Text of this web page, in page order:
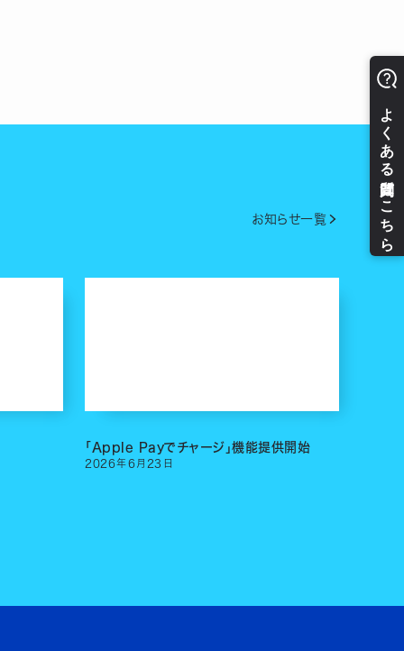
お知らせ一覧
「Apple Payでチャージ」機能提供開始
2026年6 月 23 日